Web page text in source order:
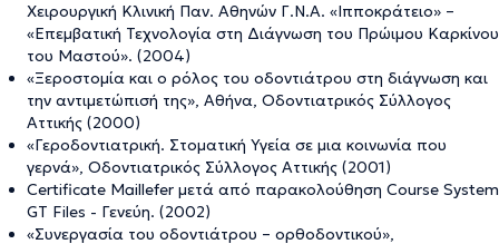
Χειρουργική Κλινική Παν. Αθηνών Γ.Ν.Α. «Ιπποκράτειο» –
«Επεμβατική Τεχνολογία στη Διάγνωση του Πρώιμου Καρκίνου
του Μαστού». (2004)
«Ξεροστομία και ο ρόλος του οδοντιάτρου στη διάγνωση και
την αντιμετώπισή της», Αθήνα, Οδοντιατρικός Σύλλογος
Αττικής (2000)
«Γεροδοντιατρική. Στοματική Υγεία σε μια κοινωνία που
γερνά», Οδοντιατρικός Σύλλογος Αττικής (2001)
Certificate Maillefer μετά από παρακολούθηση Course System
GT Files - Γενεύη. (2002)
«Συνεργασία του οδοντιάτρου – ορθοδοντικού»,